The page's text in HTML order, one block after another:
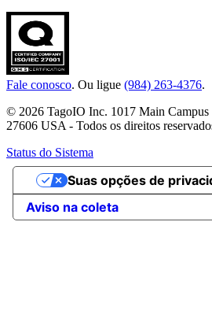
Fale conosco. Ou ligue (984) 263-4376.
© 2026 TagoIO Inc. 1017 Main
27606 USA - Todos os direitos
Status do Sistema
Aviso na coleta
Suas opções de